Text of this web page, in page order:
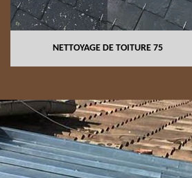
NETTOYAGE DE TOITURE 75
pour vos travaux de zinguerie à